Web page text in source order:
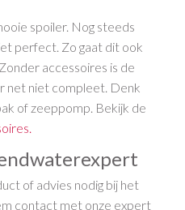
spoiler. Nog steeds
perfect. Zo gaat dit ook
accessoires is de
net niet compleet. Denk
of zeeppomp. Bekijk de
of advies nodig bij het
contact met onze expert